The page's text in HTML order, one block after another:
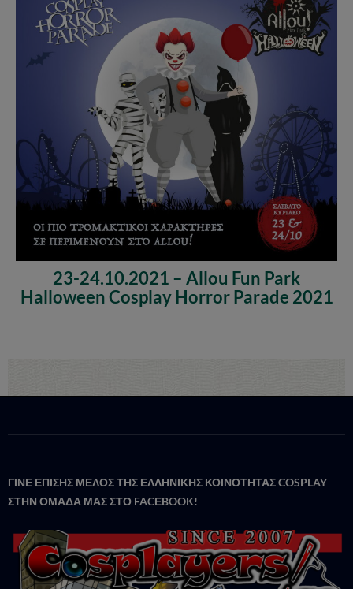
23-24.10.2021 – Allou Fun Park
Halloween Cosplay Horror Parade 2021
ΓΙΝΕ ΕΠΙΣΗΣ ΜΕΛΟΣ ΤΗΣ ΕΛΛΗΝΙΚΗΣ ΚΟΙΝΟΤΗΤΑΣ COSPLAY
ΣΤΗΝ ΟΜΑΔΑ ΜΑΣ ΣΤΟ FACΕBOOK!